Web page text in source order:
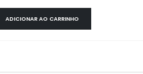
ADICIONAR AO CARRINHO